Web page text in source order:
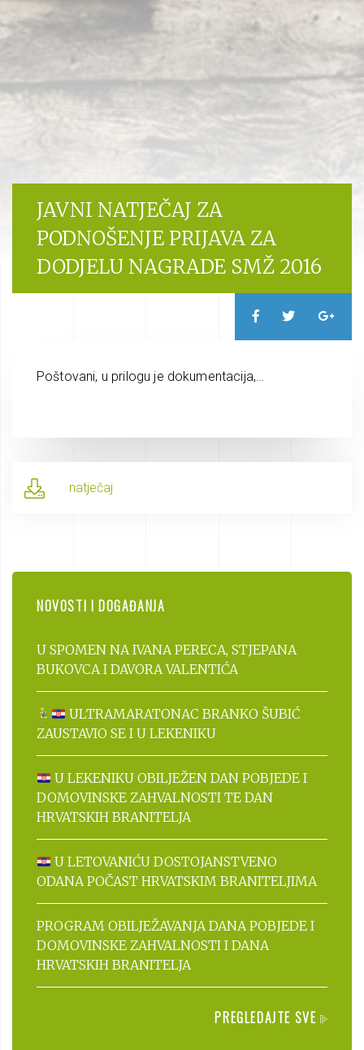
JAVNI NATJEČAJ ZA
PODNOŠENJE PRIJAVA ZA
DODJELU NAGRADE SMŽ 2016
Poštovani, u prilogu je dokumentacija,…
natječaj
NOVOSTI I DOGAĐANJA
U SPOMEN NA IVANA PERECA, STJEPANA
BUKOVCA I DAVORA VALENTIĆA
ULTRAMARATONAC BRANKO ŠUBIĆ
ZAUSTAVIO SE I U LEKENIKU
U LEKENIKU OBILJEŽEN DAN POBJEDE I
DOMOVINSKE ZAHVALNOSTI TE DAN
HRVATSKIH BRANITELJA
U LETOVANIĆU DOSTOJANSTVENO
ODANA POČAST HRVATSKIM BRANITELJIMA
PROGRAM OBILJEŽAVANJA DANA POBJEDE I
DOMOVINSKE ZAHVALNOSTI I DANA
HRVATSKIH BRANITELJA
PREGLEDAJTE SVE